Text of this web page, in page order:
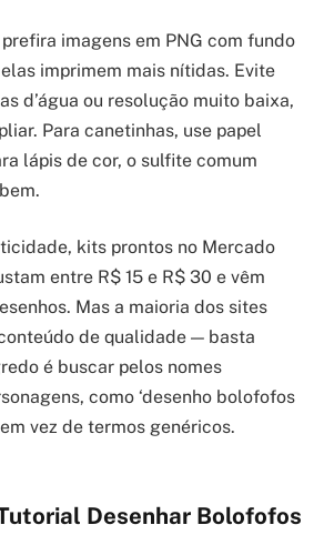
imagens em PNG com fundo
imprimem mais nítidas. Evite
d’água ou resolução muito baixa,
Para canetinhas, use papel
lápis de cor, o sulfite comum
kits prontos no Mercado
entre R$ 15 e R$ 30 e vêm
Mas a maioria dos sites
de qualidade — basta
é buscar pelos nomes
como ‘desenho bolofofos
vez de termos genéricos.
Desenhar Bolofofos